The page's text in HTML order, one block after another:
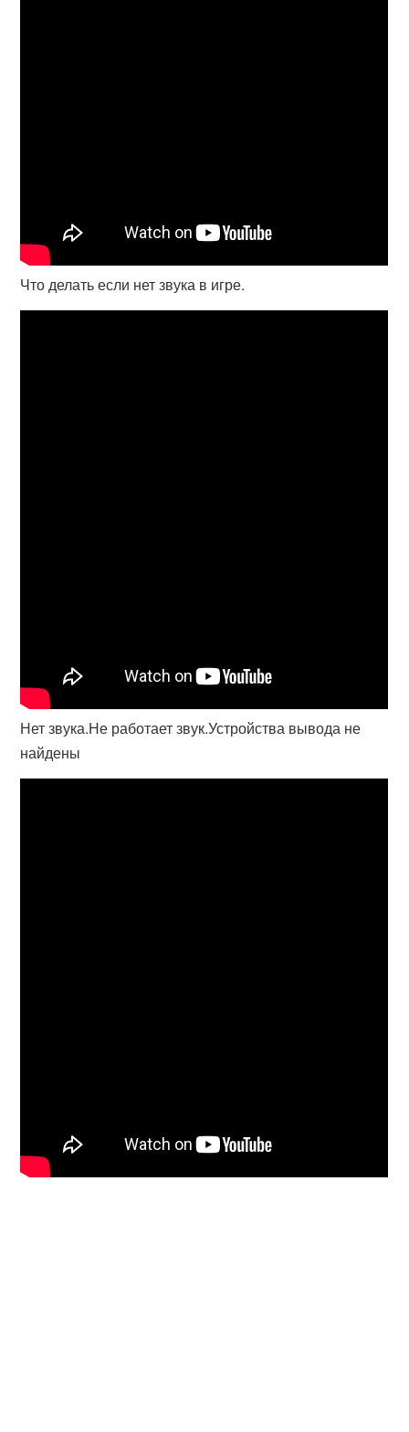
Что делать если нет звука в игре.
Нет звука.Не работает звук.Устройства вывода не
найдены